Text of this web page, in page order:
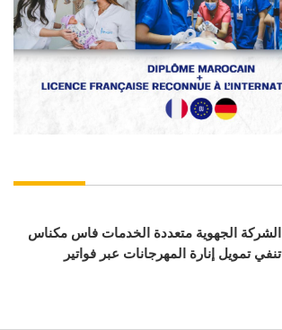
الشركة الجهوية متعددة الخدمات فاس مكناس
تنفي تمويل إنارة المهرجانات عبر فواتير